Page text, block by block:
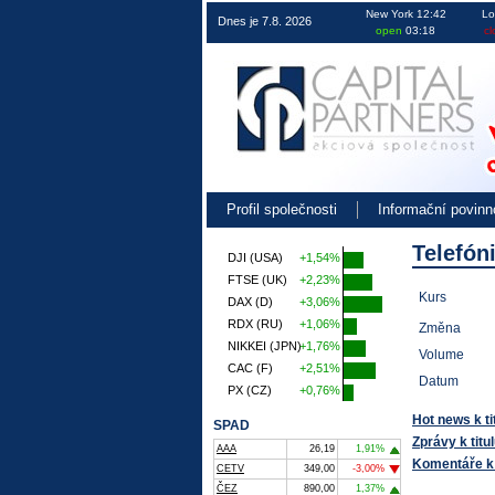
Obchodování na burze v ČR EU i
Kurs
Změna
Volume
Datum
Hot news k
Zprávy k
Komentáře
DJI (USA)
FTSE (UK)
DAX (D)
RDX (RU)
NIKKEI (JPN)
CAC (F)
PX (CZ)
+1,54%
+2,23%
+3,06%
+1,06%
+1,76%
+2,51%
+0,76%
SPAD
AAA 26,19
1,91%
CETV
349,00
-3,00%
ČEZ
890,00
1,37%
Dnes je 7.8. 2026
New York 12:42
open 03:18
Profil společnosti Informační